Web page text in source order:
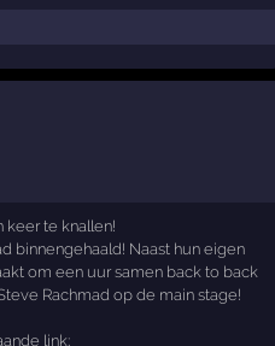
keer te knallen!
binnengehaald! Naast hun eigen
om een uur samen back to back
Rachmad op de main stage!
link;